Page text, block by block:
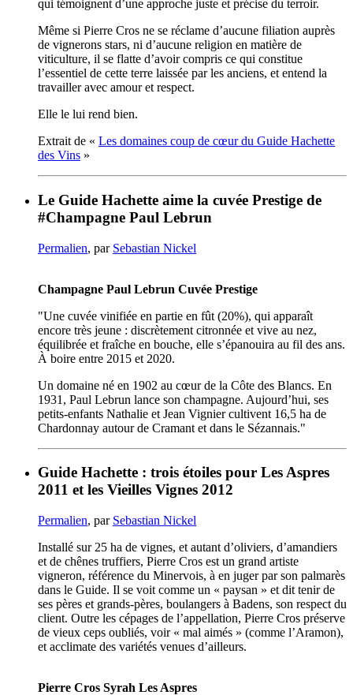
qui témoignent d’une approche juste et précise du terroir.
Même si Pierre Cros ne se réclame d’aucune filiation auprès
de vignerons stars, ni d’aucune religion en matière de
viticulture, il se flatte d’avoir compris ce qui constitue
l’essentiel de cette terre laissée par les anciens, et entend la
travailler avec amour et respect.
Elle le lui rend bien.
Extrait de « Les domaines coup de cœur du Guide Hachette
des Vins »
Le Guide Hachette aime la cuvée Prestige de
#Champagne Paul Lebrun
Permalien, par Sebastian Nickel
Champagne Paul Lebrun Cuvée Prestige
"Une cuvée vinifiée en partie en fût (20%), qui apparaît
encore très jeune : discrètement citronnée et vive au nez,
équilibrée et fraîche en bouche, elle s’épanouira au fil des ans.
À boire entre 2015 et 2020.
Un domaine né en 1902 au cœur de la Côte des Blancs. En
1931, Paul Lebrun lance son champagne. Aujourd’hui, ses
petits-enfants Nathalie et Jean Vignier cultivent 16,5 ha de
Chardonnay autour de Cramant et dans le Sézannais."
Guide Hachette : trois étoiles pour Les Aspres
2011 et les Vieilles Vignes 2012
Permalien, par Sebastian Nickel
Installé sur 25 ha de vignes, et autant d’oliviers, d’amandiers
et de chênes truffiers, Pierre Cros est un grand artiste
vigneron, référence du Minervois, à en juger par son palmarès
dans le Guide. Il se voit comme un « paysan » et dit tenir de
ses pères et grands-pères, boulangers à Badens, son respect du
client. Outre les cépages de l’appellation, Pierre Cros préserve
de vieux ceps oubliés, voir « mal aimés » (comme l’Aramon),
et acclimate des variétés venues d’ailleurs.
Pierre Cros Syrah Les Aspres